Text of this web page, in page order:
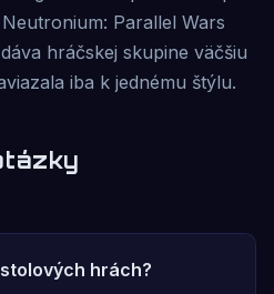
Parallel Wars
hráčskej skupine väčšiu
iba k jednému štýlu.
hrách?